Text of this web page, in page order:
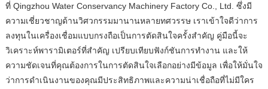
ที่ Qingzhou Water Conservancy Machinery Factory Co., Ltd. ซึ่งมี
ความเชี่ยวชาญด้านวิศวกรรมมานานหลายทศวรรษ เราเข้าใจดีว่าการ
ลงทุนในเครื่องเชื่อมแบบกรงถือเป็นการตัดสินใจครั้งสำคัญ คู่มือนี้จะ
วิเคราะห์พารามิเตอร์ที่สำคัญ เปรียบเทียบฟังก์ชันการทำงาน และให้
ความชัดเจนที่คุณต้องการในการตัดสินใจเลือกอย่างมีข้อมูล เพื่อให้มั่นใจ
ว่าการดำเนินงานของคุณมีประสิทธิภาพและความน่าเชื่อถือที่ไม่มีใคร